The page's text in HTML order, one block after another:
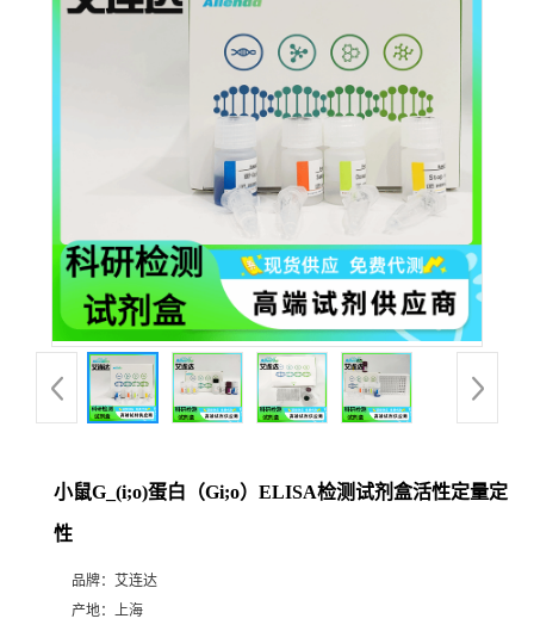
小鼠G_(i;o)蛋白（Gi;o）ELISA检测试剂盒活性定量定
性
品牌： 艾连达
产地： 上海